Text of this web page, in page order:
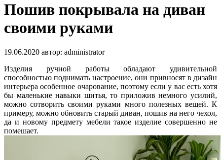
Пошив покрывала на диван
своими руками
19.06.2020 автор: administrator
Изделия ручной работы обладают удивительной
способностью поднимать настроение, они привносят в дизайн
интерьера особенное очарование, поэтому если у вас есть хотя
бы маленькие навыки шитья, то приложив немного усилий,
можно сотворить своими руками много полезных вещей. К
примеру, можно обновить старый диван, пошив на него чехол,
да и новому предмету мебели такое изделие совершенно не
помешает.